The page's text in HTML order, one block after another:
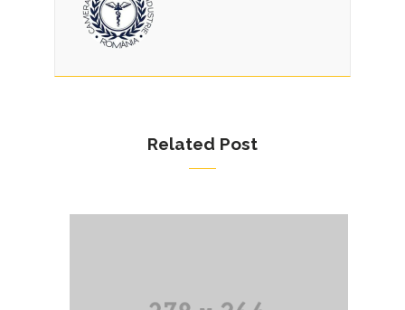
Related Post